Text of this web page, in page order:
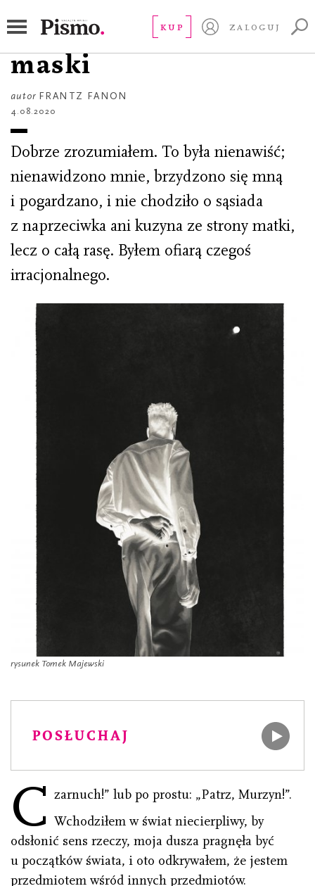
KUP ZALOGUJ
Czarna skóra, białe
maski
autor FRANTZ FANON
4.08.2020
Dobrze zrozumiałem. To była nienawiść;
nienawidzono mnie, brzydzono się mną
i pogardzano, i nie chodziło o sąsiada
z naprzeciwka ani kuzyna ze strony matki,
lecz o całą rasę. Byłem ofiarą czegoś
irracjonalnego.
rysunek Tomek Majewski
POSŁUCHAJ
C zarnuch!” lub po prostu: „Patrz, Murzyn!”.
Wchodziłem w świat niecierpliwy, by
odsłonić sens rzeczy, moja dusza pragnęła być
u początków świata, i oto odkrywałem, że jestem
przedmiotem wśród innych przedmiotów.